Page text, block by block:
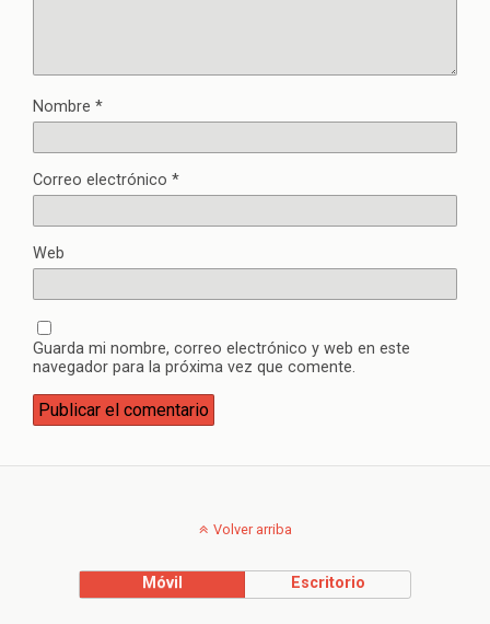
Nombre *
Correo electrónico *
Web
Guarda mi nombre, correo electrónico y web en este
navegador para la próxima vez que comente.
Volver arriba
Móvil Escritorio